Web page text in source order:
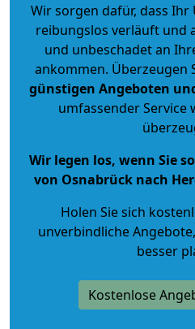
Wir sorgen dafür, dass
reibungslos verläuft und
und unbeschadet an
ankommen. Überzeugen
günstigen Angeboten
umfassender Service
Wir legen los, wenn Sie
von Osnabrück nach
Holen Sie sich
unverbindliche Angebote
besser
Kostenlose